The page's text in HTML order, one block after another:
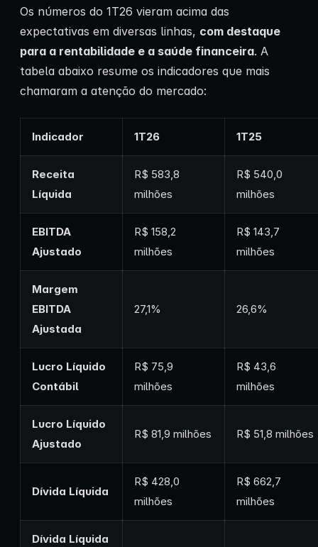
Os números do 1T26 vieram acima das
expectativas em diversas linhas, com destaque
para a rentabilidade e a saúde financeira. A
tabela abaixo resume os indicadores que mais
chamaram a atenção do mercado:
Indicador 1T26 1T25
Receita
Líquida
R$ 583,8
milhões
R$ 540,0
milhões
EBITDA
Ajustado
R$ 158,2
milhões
R$ 143,7
milhões
Margem
EBITDA
Ajustada
27,1% 26,6%
Lucro Líquido
Contábil
R$ 75,9
milhões
R$ 43,6
milhões
Lucro Líquido
Ajustado
R$ 81,9 milhões R$ 51,8 milhões
Dívida Líquida
R$ 428,0
milhões
R$ 662,7
milhões
Dívida Líquida